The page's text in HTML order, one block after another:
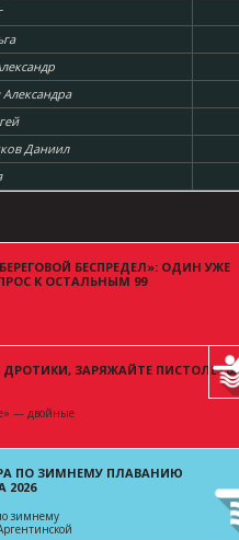
Александра
Даниил
БЕСПРЕДЕЛ»: ОДИН УЖЕ
К ОСТАЛЬНЫМ 99
ДРОТИКИ, ЗАРЯЖАЙТЕ ПИСТОЛЕТЫ
— двойные
ПО ЗИМНЕМУ ПЛАВАНИЮ
2026
зимнему